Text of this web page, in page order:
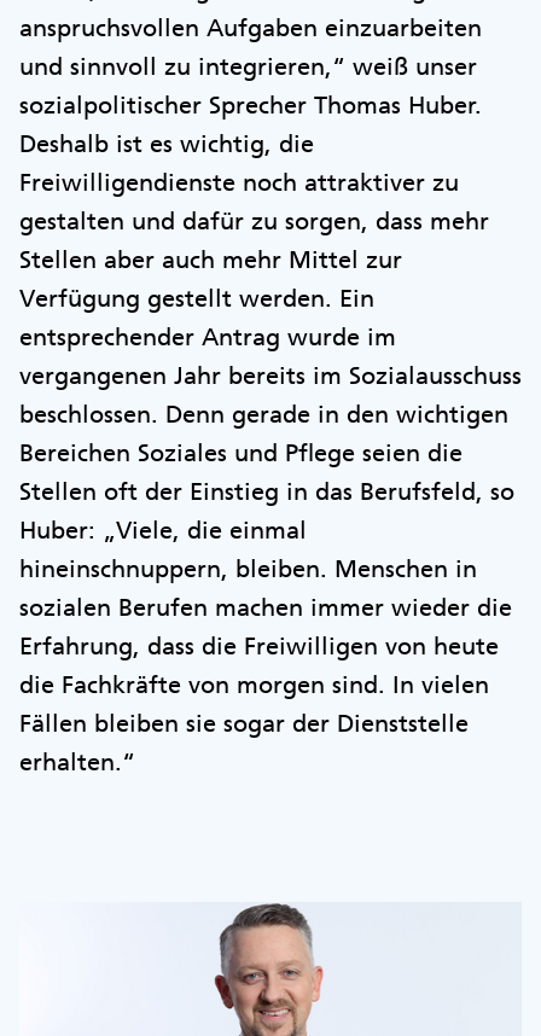
anspruchsvollen Aufgaben einzuarbeiten
und sinnvoll zu integrieren,“ weiß unser
sozialpolitischer Sprecher Thomas Huber.
Deshalb ist es wichtig, die
Freiwilligendienste noch attraktiver zu
gestalten und dafür zu sorgen, dass mehr
Stellen aber auch mehr Mittel zur
Verfügung gestellt werden. Ein
entsprechender Antrag wurde im
vergangenen Jahr bereits im Sozialausschuss
beschlossen. Denn gerade in den wichtigen
Bereichen Soziales und Pflege seien die
Stellen oft der Einstieg in das Berufsfeld, so
Huber: „Viele, die einmal
hineinschnuppern, bleiben. Menschen in
sozialen Berufen machen immer wieder die
Erfahrung, dass die Freiwilligen von heute
die Fachkräfte von morgen sind. In vielen
Fällen bleiben sie sogar der Dienststelle
erhalten.“